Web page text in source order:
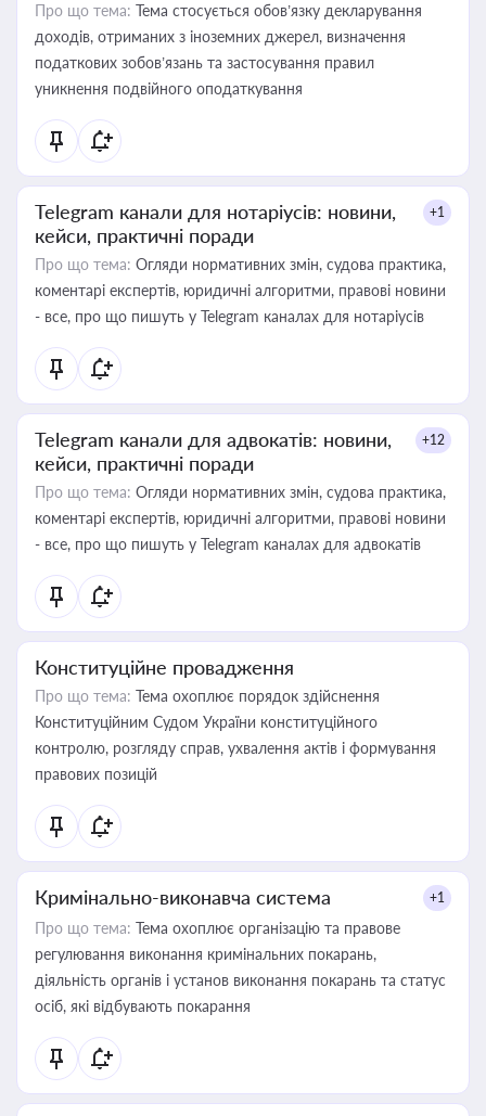
Про що тема: Тема стосується обов’язку декларування
доходів, отриманих з іноземних джерел, визначення
податкових зобов’язань та застосування правил
уникнення подвійного оподаткування
Telegram канали для нотаріусів: новини,
кейси, практичні поради
+1
Про що тема: Огляди нормативних змін, судова практика,
коментарі експертів, юридичні алгоритми, правові новини
- все, про що пишуть у Telegram каналах для нотаріусів
Telegram канали для адвокатів: новини,
кейси, практичні поради
+12
Про що тема: Огляди нормативних змін, судова практика,
коментарі експертів, юридичні алгоритми, правові новини
- все, про що пишуть у Telegram каналах для адвокатів
Конституційне провадження
Про що тема: Тема охоплює порядок здійснення
Конституційним Судом України конституційного
контролю, розгляду справ, ухвалення актів і формування
правових позицій
Кримінально-виконавча система +1
Про що тема: Тема охоплює організацію та правове
регулювання виконання кримінальних покарань,
діяльність органів і установ виконання покарань та статус
осіб, які відбувають покарання